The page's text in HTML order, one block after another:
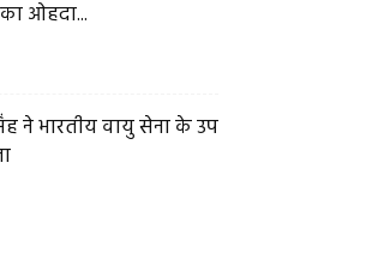
ओहदा...
ने भारतीय वायु सेना के उप